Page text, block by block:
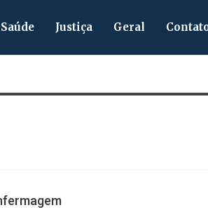
Saúde Justiça Geral